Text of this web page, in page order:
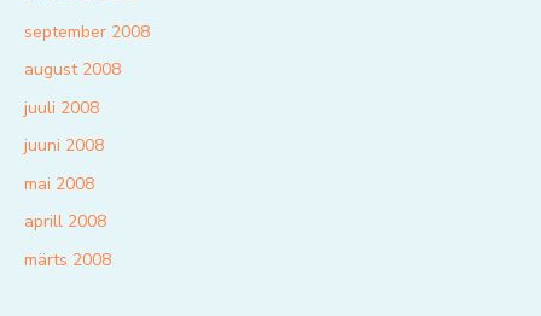
september 2008
august 2008
juuli 2008
juuni 2008
mai 2008
aprill 2008
märts 2008